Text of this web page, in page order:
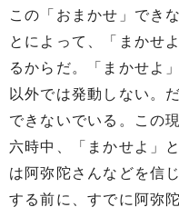
この「おまかせ」でき
とによって、「まかせ
るからだ。「まかせよ
以外では発動しない。
できないでいる。この
六時中、「まかせよ」
は阿弥陀さんなどを信
する前に、すでに阿弥